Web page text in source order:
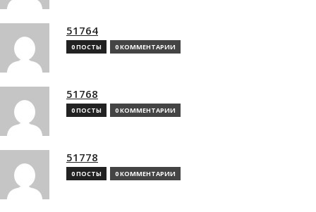
51764
0 ПОСТЫ 0 КОММЕНТАРИИ
51768
0 ПОСТЫ 0 КОММЕНТАРИИ
51778
0 ПОСТЫ 0 КОММЕНТАРИИ